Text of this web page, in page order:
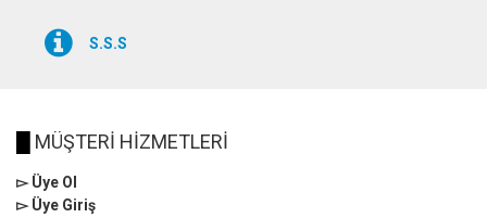
S.S.S
MÜŞTERİ HİZMETLERİ
▻ Üye Ol
▻ Üye Giriş